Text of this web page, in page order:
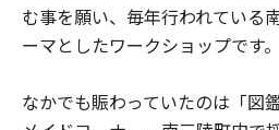
む事を願い、毎年行われている
ーマとしたワークショップです。
なかでも賑わっていたのは「図